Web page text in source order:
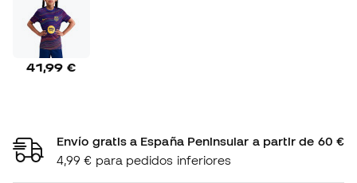
41,99 €
Envío gratis a España Peninsular a partir de 60 €
4,99 € para pedidos inferiores